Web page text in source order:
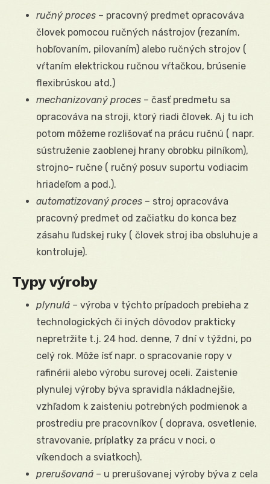
ručný proces – pracovný predmet opracováva
človek pomocou ručných nástrojov (rezaním,
hobľovaním, pilovaním) alebo ručných strojov (
vŕtaním elektrickou ručnou vŕtačkou, brúsenie
flexibrúskou atd.)
mechanizovaný proces – časť predmetu sa
opracováva na stroji, ktorý riadi človek. Aj tu ich
potom môžeme rozlišovať na prácu ručnú ( napr.
sústruženie zaoblenej hrany obrobku pilníkom),
strojno- ručne ( ručný posuv suportu vodiacim
hriadeľom a pod.).
automatizovaný proces – stroj opracováva
pracovný predmet od začiatku do konca bez
zásahu ľudskej ruky ( človek stroj iba obsluhuje a
kontroluje).
Typy výroby
plynulá – výroba v týchto prípadoch prebieha z
technologických či iných dôvodov prakticky
nepretržite t.j. 24 hod. denne, 7 dní v týždni, po
celý rok. Môže ísť napr. o spracovanie ropy v
rafinérii alebo výrobu surovej oceli. Zaistenie
plynulej výroby býva spravidla nákladnejšie,
vzhľadom k zaisteniu potrebných podmienok a
prostrediu pre pracovníkov ( doprava, osvetlenie,
stravovanie, príplatky za prácu v noci, o
víkendoch a sviatkoch).
prerušovaná – u prerušovanej výroby býva z cela